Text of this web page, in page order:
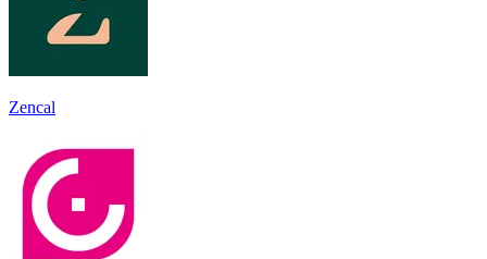
Zencal